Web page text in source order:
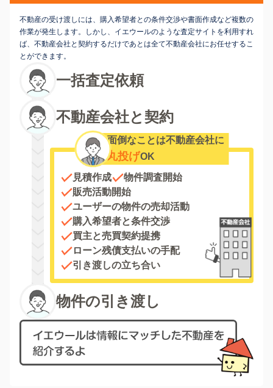
不動産の受け渡しには、購入希望者との条件交渉や書面作成など複数の
作業が発生します。しかし、イエウールのような査定サイトを利用すれ
ば、不動産会社と契約するだけであとは全て不動産会社にお任せするこ
とができます。
一括査定依頼
不動産会社と契約
面倒なことは不動産会社に
丸投げOK
見積作成
物件調査開始
販売活動開始
ユーザーの物件の売却活動
購入希望者と条件交渉
買主と売買契約提携
ローン残債支払いの手配
引き渡しの立ち合い
物件の引き渡し